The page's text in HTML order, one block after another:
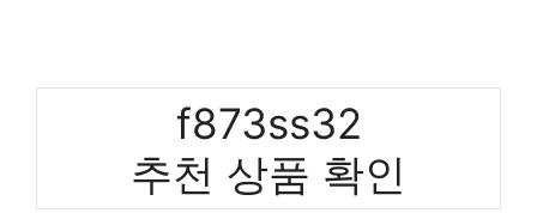
f873ss32
추천 상품 확인